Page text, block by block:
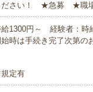
ださい！ ★急募 ★職場
1300円～ 経験者：時
時は手続き完了次第の
定有